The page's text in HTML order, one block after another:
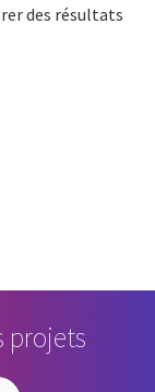
des résultats
projets